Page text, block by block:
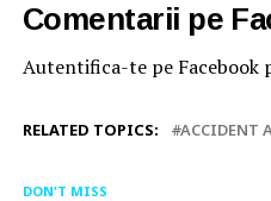
Comentarii pe
Autentifica-te pe Facebook
RELATED TOPICS: ACCIDENT
DON'T MISS